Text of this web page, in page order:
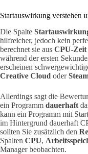
Startauswirkung verstehen
Die Spalte
hilfreicher, jedoch kein
berechnet sie aus CPU-Zeit
während der ersten
erscheinen
Creative Cloud oder
Allerdings sagt die
ein Programm dauerhaft
kann ein Programm mit
im Hintergrund dauerhaft
sollten Sie zusätzlich den
Spalten CPU,
Manager beobachten.